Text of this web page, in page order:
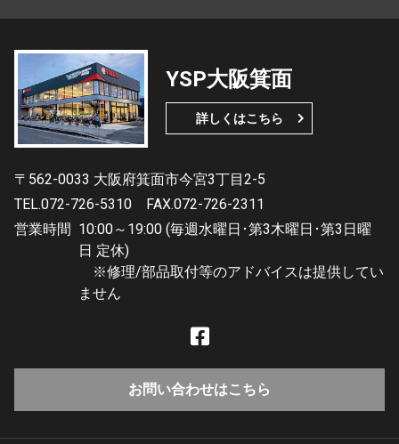
YSP大阪箕面
詳しくはこちら
〒562-0033 大阪府箕面市今宮3丁目2-5
TEL.072-726-5310
FAX.072-726-2311
営業時間 10:00～19:00 (毎週水曜日･第3木曜日･第3日曜
日 定休)
※修理/部品取付等のアドバイスは提供してい
ません
お問い合わせはこちら